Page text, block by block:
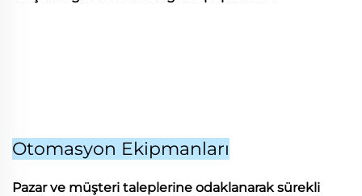
Otomasyon Ekipmanları
Pazar ve müşteri taleplerine odaklanarak sürekli